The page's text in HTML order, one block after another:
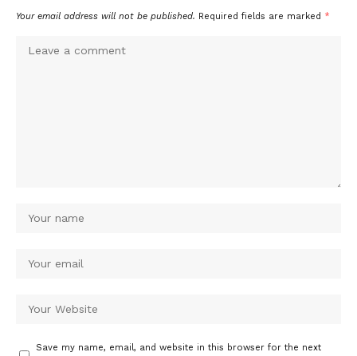
Your email address will not be published. Required fields are marked *
Save my name, email, and website in this browser for the next